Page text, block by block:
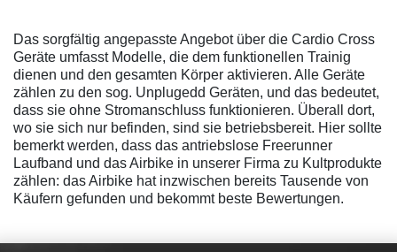
Das sorgfältig angepasste Angebot über die Cardio Cross
Geräte umfasst Modelle, die dem funktionellen Trainig
dienen und den gesamten Körper aktivieren. Alle Geräte
zählen zu den sog. Unplugedd Geräten, und das bedeutet,
dass sie ohne Stromanschluss funktionieren. Überall dort,
wo sie sich nur befinden, sind sie betriebsbereit. Hier sollte
bemerkt werden, dass das antriebslose Freerunner
Laufband und das Airbike in unserer Firma zu Kultprodukte
zählen: das Airbike hat inzwischen bereits Tausende von
Käufern gefunden und bekommt beste Bewertungen.